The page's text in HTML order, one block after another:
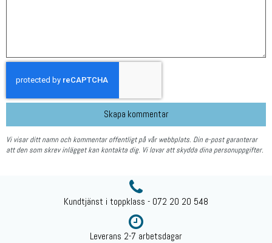
Skapa kommentar
Vi visar ditt namn och kommentar offentligt på vår webbplats. Din e-post garanterar
att den som skrev inlägget kan kontakta dig. Vi lovar att skydda dina personuppgifter.
Kundtjänst i toppklass - 072 20 20 548
Leverans 2-7 arbetsdagar